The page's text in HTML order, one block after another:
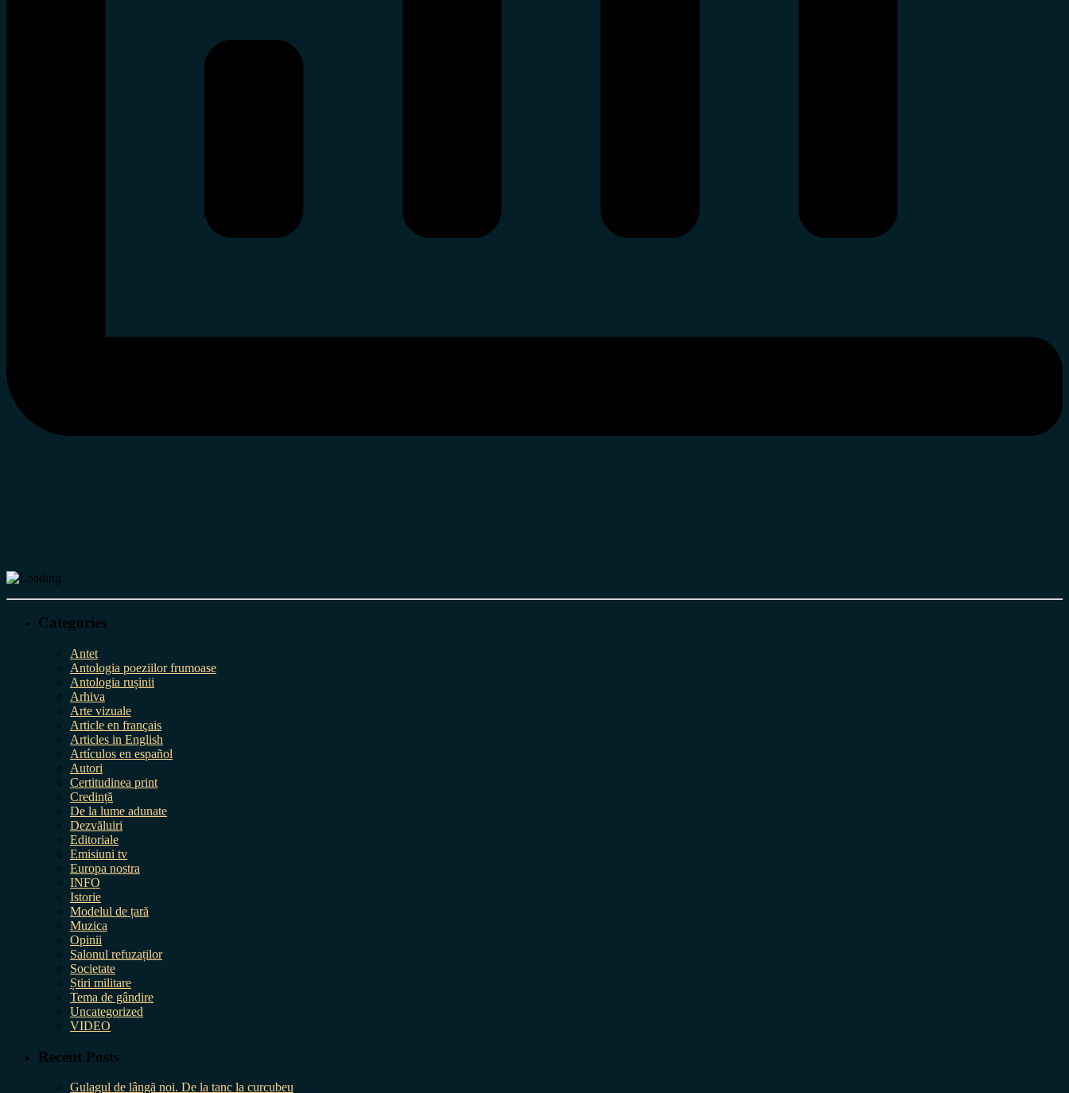
Categories
Antet
Antologia poeziilor frumoase
Antologia rușinii
Arhiva
Arte vizuale
Article en français
Articles in English
Artículos en español
Autori
Certitudinea print
Credință
De la lume adunate
Dezvăluiri
Editoriale
Emisiuni tv
Europa nostra
INFO
Istorie
Modelul de țară
Muzica
Opinii
Salonul refuzaților
Societate
Știri militare
Tema de gândire
Uncategorized
VIDEO
Recent Posts
Gulagul de lângă noi. De la tanc la curcubeu